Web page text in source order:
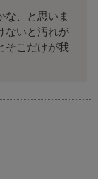
な、と思いま
ないと汚れが
そこだけが我